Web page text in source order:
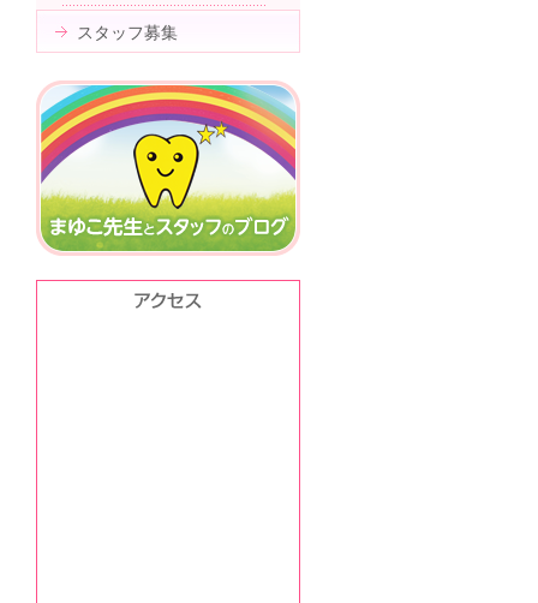
スタッフ募集